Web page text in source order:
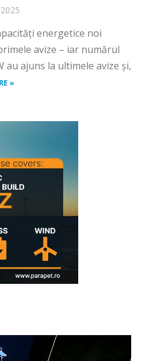
energetice noi
avize – iar numărul
au ajuns la ultimele avize și,
»